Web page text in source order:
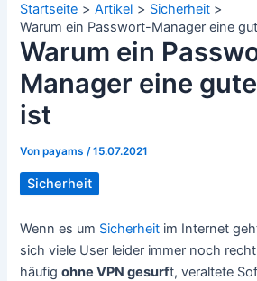
Startseite Artikel
Sicherheit
Warum ein Passwort-Manager eine
Warum ein
Manager eine
ist
Vonpayams/15.07.2021
Sicherheit
Wenn es um Sicherheit im Internet
sich viele User leider immer noch
häufigohne VPN gesurft, veraltete